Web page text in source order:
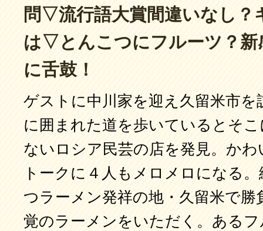
問▽流行語大賞間違いなし？
は▽とんこつにフルーツ？新
に舌鼓！
ゲストに中川家を迎え久留米市を
に囲まれた道を歩いているとそ
ないロシア民芸の店を発見。か
トークに４人もメロメロになる
つラーメン発祥の地・久留米で勝
覚のラーメンをいただく。ある